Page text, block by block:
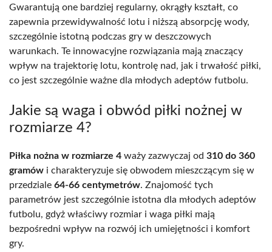
Gwarantują one bardziej regularny, okrągły kształt, co
zapewnia przewidywalność lotu i niższą absorpcję wody,
szczególnie istotną podczas gry w deszczowych
warunkach. Te innowacyjne rozwiązania mają znaczący
wpływ na trajektorię lotu, kontrolę nad, jak i trwałość piłki,
co jest szczególnie ważne dla młodych adeptów futbolu.
Jakie są waga i obwód piłki nożnej w
rozmiarze 4?
Piłka nożna w rozmiarze 4 waży zazwyczaj od 310 do 360
gramów i charakteryzuje się obwodem mieszczącym się w
przedziale 64-66 centymetrów. Znajomość tych
parametrów jest szczególnie istotna dla młodych adeptów
futbolu, gdyż właściwy rozmiar i waga piłki mają
bezpośredni wpływ na rozwój ich umiejętności i komfort
gry.